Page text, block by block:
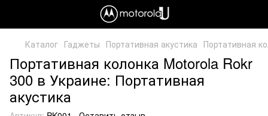
Каталог Гаджеты Портативная акустика Портативная
Портативная колонка Motorola Rokr
300 в Украине: Портативная
акустика